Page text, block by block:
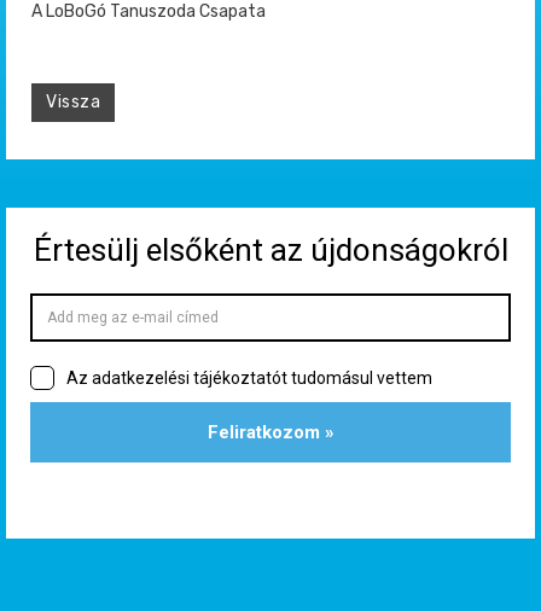
A LoBoGó Tanuszoda Csapata
Vissza